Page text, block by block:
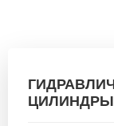
ЦИЛИНДРЫ